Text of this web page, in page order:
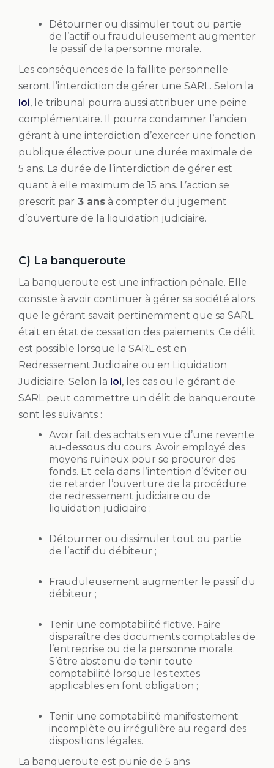
Détourner ou dissimuler tout ou partie
de l’actif ou frauduleusement augmenter
le passif de la personne morale.
Les conséquences de la faillite personnelle
seront l’interdiction de gérer une SARL. Selon la
loi, le tribunal pourra aussi attribuer une peine
complémentaire. Il pourra condamner l’ancien
gérant à une interdiction d’exercer une fonction
publique élective pour une durée maximale de
5 ans. La durée de l’interdiction de gérer est
quant à elle maximum de 15 ans. L’action se
prescrit par 3 ans à compter du jugement
d’ouverture de la liquidation judiciaire.
C) La banqueroute
La banqueroute est une infraction pénale. Elle
consiste à avoir continuer à gérer sa société alors
que le gérant savait pertinemment que sa SARL
était en état de cessation des paiements. Ce délit
est possible lorsque la SARL est en
Redressement Judiciaire ou en Liquidation
Judiciaire. Selon la loi, les cas ou le gérant de
SARL peut commettre un délit de banqueroute
sont les suivants :
Avoir fait des achats en vue d’une revente
au-dessous du cours. Avoir employé des
moyens ruineux pour se procurer des
fonds. Et cela dans l’intention d’éviter ou
de retarder l’ouverture de la procédure
de redressement judiciaire ou de
liquidation judiciaire ;
Détourner ou dissimuler tout ou partie
de l’actif du débiteur ;
Frauduleusement augmenter le passif du
débiteur ;
Tenir une comptabilité fictive. Faire
disparaître des documents comptables de
l’entreprise ou de la personne morale.
S’être abstenu de tenir toute
comptabilité lorsque les textes
applicables en font obligation ;
Tenir une comptabilité manifestement
incomplète ou irrégulière au regard des
dispositions légales.
La banqueroute est punie de 5 ans